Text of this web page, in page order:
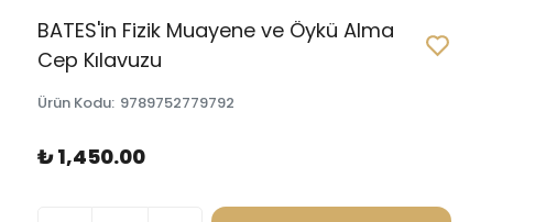
BATES'in Fizik Muayene ve Öykü Alma
Cep Kılavuzu
Ürün Kodu: 9789752779792
₺ 1,450.00